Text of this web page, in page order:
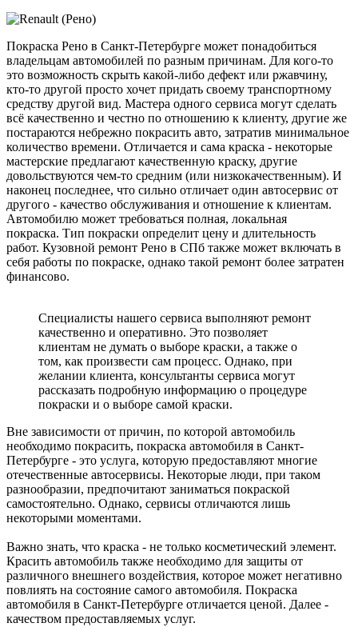
Покраска Рено в Санкт-Петербурге может понадобиться
владельцам автомобилей по разным причинам. Для кого-то
это возможность скрыть какой-либо дефект или ржавчину,
кто-то другой просто хочет придать своему транспортному
средству другой вид. Мастера одного сервиса могут сделать
всё качественно и честно по отношению к клиенту, другие же
постараются небрежно покрасить авто, затратив минимальное
количество времени. Отличается и сама краска - некоторые
мастерские предлагают качественную краску, другие
довольствуются чем-то средним (или низкокачественным). И
наконец последнее, что сильно отличает один автосервис от
другого - качество обслуживания и отношение к клиентам.
Автомобилю может требоваться полная, локальная
покраска. Тип покраски определит цену и длительность
работ. Кузовной ремонт Рено в СПб также может включать в
себя работы по покраске, однако такой ремонт более затратен
финансово.
Специалисты нашего сервиса выполняют ремонт
качественно и оперативно. Это позволяет
клиентам не думать о выборе краски, а также о
том, как произвести сам процесс. Однако, при
желании клиента, консультанты сервиса могут
рассказать подробную информацию о процедуре
покраски и о выборе самой краски.
Вне зависимости от причин, по которой автомобиль
необходимо покрасить, покраска автомобиля в Санкт-
Петербурге - это услуга, которую предоставляют многие
отечественные автосервисы. Некоторые люди, при таком
разнообразии, предпочитают заниматься покраской
самостоятельно. Однако, сервисы отличаются лишь
некоторыми моментами.
Важно знать, что краска - не только косметический элемент.
Красить автомобиль также необходимо для защиты от
различного внешнего воздействия, которое может негативно
повлиять на состояние самого автомобиля. Покраска
автомобиля в Санкт-Петербурге отличается ценой. Далее -
качеством предоставляемых услуг.